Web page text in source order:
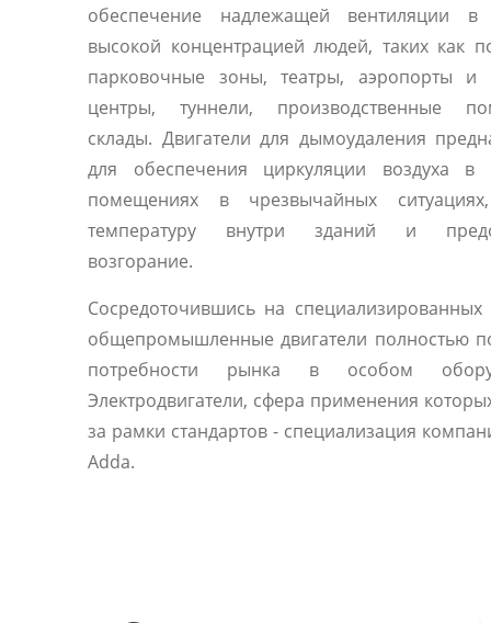
обеспечение надлежащей вентиляции
высокой концентрацией людей, таких как
парковочные зоны, театры, аэропорты и
центры, туннели, производственные
склады. Двигатели для дымоудаления
для обеспечения циркуляции воздуха в
помещениях в чрезвычайных
температуру внутри зданий и
возгорание.
Сосредоточившись на специализированных
общепромышленные двигатели полностью
потребности рынка в особом
Электродвигатели, сфера применения
за рамки стандартов - специализация
Adda.